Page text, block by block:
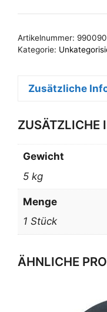
Artikelnummer:
Kategorie:
Zusätzliche
ZUSÄTZLICHE
Gewicht
5 kg
Menge
1 Stück
ÄHNLICHE